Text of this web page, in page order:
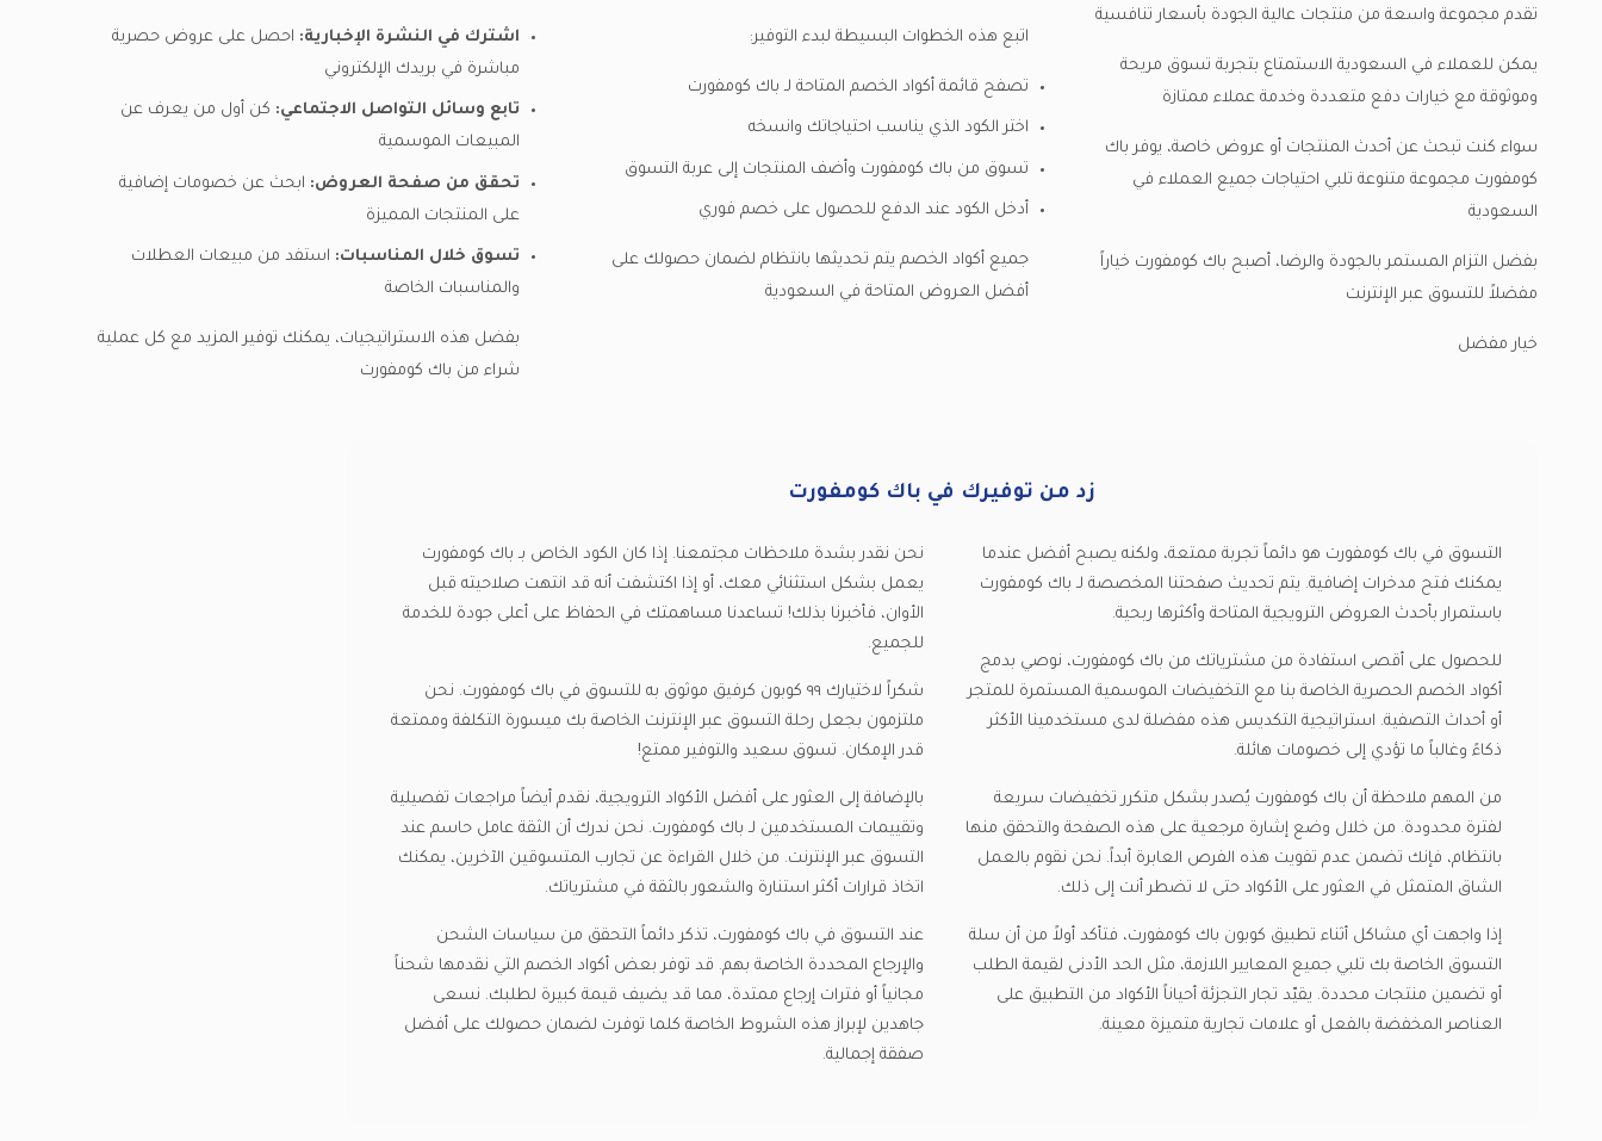
تقدم مجموعة واسعة من منتجات عالية الجودة بأسعار تنافسية
يمكن للعملاء في السعودية الاستمتاع بتجربة تسوق مريحة
وموثوقة مع خيارات دفع متعددة وخدمة عملاء ممتازة
سواء كنت تبحث عن أحدث المنتجات أو عروض خاصة، يوفر باك
كومفورت مجموعة متنوعة تلبي احتياجات جميع العملاء في
السعودية
بفضل التزام المستمر بالجودة والرضا، أصبح باك كومفورت خياراً
مفضلاً للتسوق عبر الإنترنت
خيار مفضل
اتبع هذه الخطوات البسيطة لبدء التوفير:
تصفح قائمة أكواد الخصم المتاحة لـ باك كومفورت
اختر الكود الذي يناسب احتياجاتك وانسخه
تسوق من باك كومفورت وأضف المنتجات إلى عربة التسوق
أدخل الكود عند الدفع للحصول على خصم فوري
جميع أكواد الخصم يتم تحديثها بانتظام لضمان حصولك على
أفضل العروض المتاحة في السعودية
اشترك في النشرة الإخبارية: احصل على عروض حصرية
مباشرة في بريدك الإلكتروني
تابع وسائل التواصل الاجتماعي: كن أول من يعرف عن
المبيعات الموسمية
تحقق من صفحة العروض: ابحث عن خصومات إضافية
على المنتجات المميزة
تسوق خلال المناسبات: استفد من مبيعات العطلات
والمناسبات الخاصة
بفضل هذه الاستراتيجيات، يمكنك توفير المزيد مع كل عملية
شراء من باك كومفورت
زد من توفيرك في باك كومفورت
التسوق في باك كومفورت هو دائماً تجربة ممتعة، ولكنه يصبح أفضل عندما
يمكنك فتح مدخرات إضافية. يتم تحديث صفحتنا المخصصة لـ باك كومفورت
باستمرار بأحدث العروض الترويجية المتاحة وأكثرها ربحية.
للحصول على أقصى استفادة من مشترياتك من باك كومفورت، نوصي بدمج
أكواد الخصم الحصرية الخاصة بنا مع التخفيضات الموسمية المستمرة للمتجر
أو أحداث التصفية. استراتيجية التكديس هذه مفضلة لدى مستخدمينا الأكثر
ذكاءً وغالباً ما تؤدي إلى خصومات هائلة.
من المهم ملاحظة أن باك كومفورت يُصدر بشكل متكرر تخفيضات سريعة
لفترة محدودة. من خلال وضع إشارة مرجعية على هذه الصفحة والتحقق منها
بانتظام، فإنك تضمن عدم تفويت هذه الفرص العابرة أبداً. نحن نقوم بالعمل
الشاق المتمثل في العثور على الأكواد حتى لا تضطر أنت إلى ذلك.
إذا واجهت أي مشاكل أثناء تطبيق كوبون باك كومفورت، فتأكد أولاً من أن سلة
التسوق الخاصة بك تلبي جميع المعايير اللازمة، مثل الحد الأدنى لقيمة الطلب
أو تضمين منتجات محددة. يقيّد تجار التجزئة أحياناً الأكواد من التطبيق على
العناصر المخفضة بالفعل أو علامات تجارية متميزة معينة.
نحن نقدر بشدة ملاحظات مجتمعنا. إذا كان الكود الخاص بـ باك كومفورت
يعمل بشكل استثنائي معك، أو إذا اكتشفت أنه قد انتهت صلاحيته قبل
الأوان، فأخبرنا بذلك! تساعدنا مساهمتك في الحفاظ على أعلى جودة للخدمة
للجميع.
شكراً لاختيارك ٩٩ كوبون كرفيق موثوق به للتسوق في باك كومفورت. نحن
ملتزمون بجعل رحلة التسوق عبر الإنترنت الخاصة بك ميسورة التكلفة وممتعة
قدر الإمكان. تسوق سعيد والتوفير ممتع!
بالإضافة إلى العثور على أفضل الأكواد الترويجية، نقدم أيضاً مراجعات تفصيلية
وتقييمات المستخدمين لـ باك كومفورت. نحن ندرك أن الثقة عامل حاسم عند
التسوق عبر الإنترنت. من خلال القراءة عن تجارب المتسوقين الآخرين، يمكنك
اتخاذ قرارات أكثر استنارة والشعور بالثقة في مشترياتك.
عند التسوق في باك كومفورت، تذكر دائماً التحقق من سياسات الشحن
والإرجاع المحددة الخاصة بهم. قد توفر بعض أكواد الخصم التي نقدمها شحناً
مجانياً أو فترات إرجاع ممتدة، مما قد يضيف قيمة كبيرة لطلبك. نسعى
جاهدين لإبراز هذه الشروط الخاصة كلما توفرت لضمان حصولك على أفضل
صفقة إجمالية.